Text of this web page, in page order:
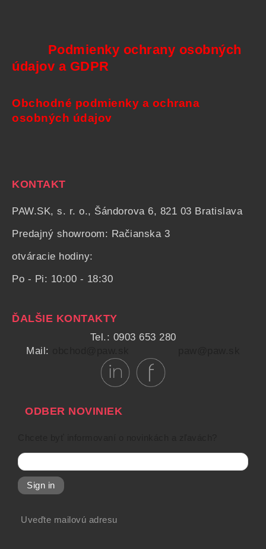
Podmienky ochrany osobných
údajov a GDPR
Obchodné podmienky a ochrana
osobných údajov
KONTAKT
PAW.SK, s. r. o., Šándorova 6, 821 03 Bratislava
Predajný showroom: Račianska 3
otváracie hodiny:
Po - Pi: 10:00 - 18:30
ĎALŠIE KONTAKTY
Tel.: 0903 653 280
Mail:
ODBER NOVINIEK
Sign in
Uveďte mailovú adresu